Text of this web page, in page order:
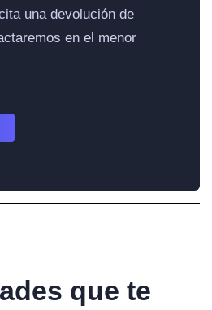
una devolución de
en el menor
que te